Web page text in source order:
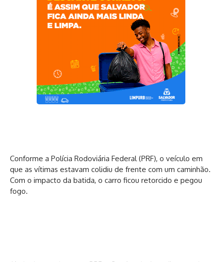
Conforme a Polícia Rodoviária Federal (PRF), o veículo em
que as vítimas estavam colidiu de frente com um caminhão.
Com o impacto da batida, o carro ficou retorcido e pegou
fogo.